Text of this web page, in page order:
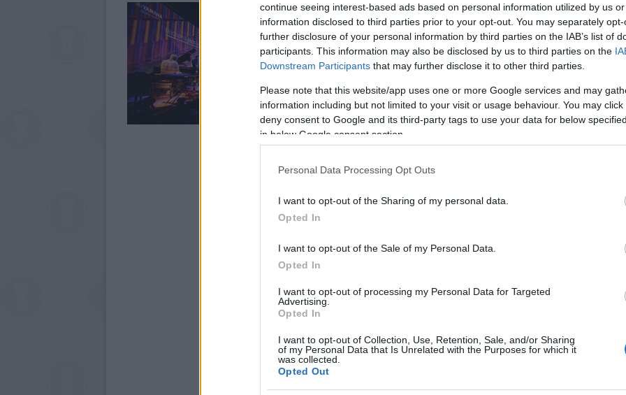
continue seeing interest-based ads based on personal information utilized by us
information disclosed to third parties prior to your opt-out. You may separately
further disclosure of your personal information by third parties on the IAB’s list of
participants. This information may also be disclosed by us to third parties on the
Downstream Participants that may further disclose it to other third parties.
Please note that this website/app uses one or more Google services and may
information including but not limited to your visit or usage behaviour. You may
deny consent to Google and its third-party tags to use your data for below
in below Google consent section.
Personal Data Processing Opt Outs
I want to opt-out of the Sharing of my personal data.
Opted In
I want to opt-out of the Sale of my Personal Data.
Opted In
I want to opt-out of processing my Personal Data for Targeted
Advertising.
Opted In
I want to opt-out of Collection, Use, Retention, Sale, and/or Sharing
of my Personal Data that Is Unrelated with the Purposes for which it
was collected.
Opted Out
A nyár ritmusai a BJC-ben
2025. 07. 02.|Kultúrpart
A Budapest Jazz Club nyáron is gondoskodik arról, hogy a
jazzrajongók ne maradjanak élmények nélkül. Különleges
formációk, izgalmas fellépők és örömzenélések várják a
közönséget – mert a jazznek nyáron is dübörögnie kell.
tovább
Top
A
A